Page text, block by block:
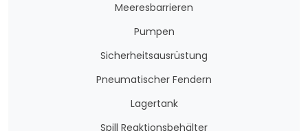
Meeresbarrieren
Pumpen
Sicherheitsausrüstung
Pneumatischer Fendern
Lagertank
Spill Reaktionsbehälter